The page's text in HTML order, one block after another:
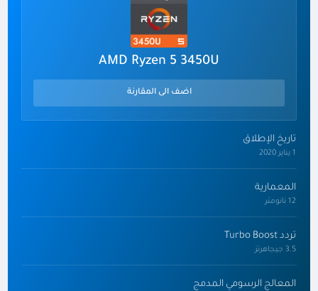
AMD Ryzen 5 3450U
اضف الى المقارنة
تاريخ الإطلاق
1 يناير 2020
المعمارية
12 نانومتر
تردد Turbo Boost
3.5 جيجاهرتز
المعالج الرسومي المدمج